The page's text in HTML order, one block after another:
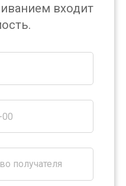
входит
получателя